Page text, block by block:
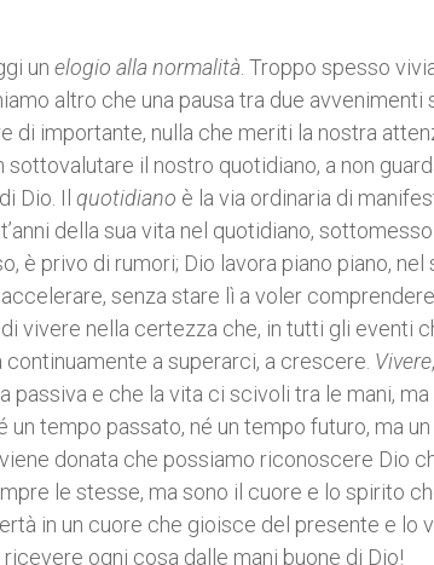
un elogio alla normalità . Troppo spesso
altro che una pausa tra due avvenimenti
di importante, nulla che meriti la nostra
il nostro quotidiano, a non
Dio. Il quotidiano è la via ordinaria di
della sua vita nel quotidiano,
è privo di rumori; Dio lavora piano piano,
senza stare lì a voler
vivere nella certezza che, in tutti gli eventi
a superarci, a crescere. Vivere
passiva e che la vita ci scivoli tra le mani,
un tempo passato, né un tempo futuro, ma
donata che possiamo riconoscere Dio
le stesse, ma sono il cuore e lo spirito
in un cuore che gioisce del presente e lo
ogni cosa dalle mani buone di Dio!